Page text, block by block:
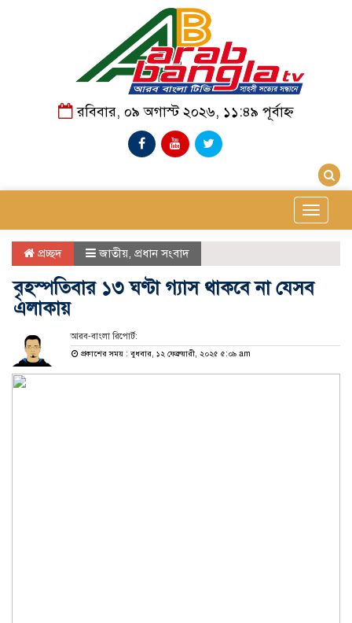
রবিবার, ০৯ অগাস্ট ২০২৬, ১১:৪৯ পূর্বাহ্ন
Toggle
প্রচ্ছদ জাতীয়, প্রধান সংবাদ
বৃহস্পতিবার ১৩ ঘণ্টা গ্যাস থাকবে না যেসব
এলাকায়
আরব-বাংলা রিপোর্ট:
প্রকাশের সময় : বুধবার, ১২ ফেব্রুয়ারী, ২০২৫ ৫:০৯ am